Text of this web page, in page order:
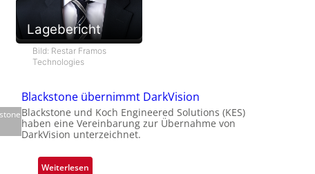
Lagebericht
Bild: Restar Framos
Technologies
Blackstone übernimmt DarkVision
Blackstone und Koch Engineered Solutions (KES)
haben eine Vereinbarung zur Übernahme von
DarkVision unterzeichnet.
Weiterlesen: